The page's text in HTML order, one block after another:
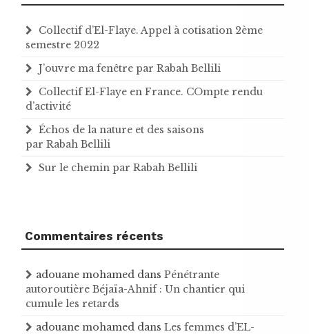
Collectif d’El-Flaye. Appel à cotisation 2ème
semestre 2022
J’ouvre ma fenêtre par Rabah Bellili
Collectif El-Flaye en France. COmpte rendu
d’activité
Échos de la nature et des saisons
par Rabah Bellili
Sur le chemin par Rabah Bellili
Commentaires récents
adouane mohamed dans Pénétrante
autoroutière Béjaïa-Ahnif : Un chantier qui
cumule les retards
adouane mohamed dans Les femmes d’EL-